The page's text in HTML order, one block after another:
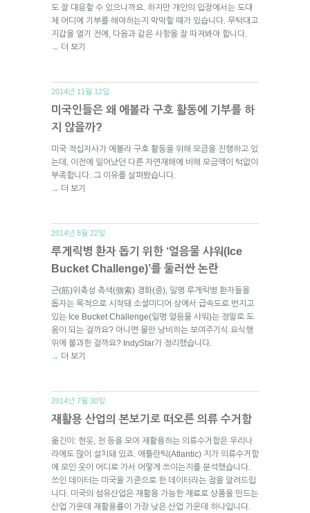
도 잘 대응할 수 있으니까요. 하지만 개인의 입장에서는 도대
체 어디에 기부를 해야하는지 막막할 때가 있습니다. 무턱대고
지갑을 열기 전에, 다음과 같은 사항을 잘 따져봐야 합니다.
→ 더 보기
2014년 11월 12일.
미국인들은 왜 에볼라 구호 활동에 기부를 하
지 않을까?
미국 적십자사가 에볼라 구호 활동을 위해 모금을 진행하고 있
는데, 이전에 일어났던 다른 자연재해에 비해 모금액이 턱없이
부족합니다. 그 이유를 살펴봤습니다.
→ 더 보기
2014년 8월 22일.
루게릭병 환자 돕기 위한 ‘얼음물 샤워(Ice
Bucket Challenge)’를 둘러싼 논란
근(筋)위축성 측색(側索) 경화(증), 일명 루게릭병 환자들을
돕자는 목적으로 시작돼 소셜미디어 상에서 급속도로 번지고
있는 Ice Bucket Challenge(일명 얼음물 샤워)는 정말로 도
움이 되는 걸까요? 아니면 물만 낭비하는 보여주기식 요식행
위에 불과한 걸까요? IndyStar가 정리했습니다.
→ 더 보기
2014년 7월 30일.
재활용 산업의 본보기로 떠오른 의류 수거함
옮긴이: 헌옷, 천 등을 모아 재활용하는 의류수거함은 우리나
라에도 많이 설치돼 있죠. 애틀란틱(Atlantic) 지가 의류수거함
에 모인 옷이 어디로 가서 어떻게 쓰이는지를 분석했습니다.
쓰인 데이터는 미국을 기준으로 한 데이터라는 점을 알려드립
니다. 미국의 섬유산업은 재활용 가능한 재료로 상품을 만드는
산업 가운데 재활용률이 가장 낮은 산업 가운데 하나입니다.